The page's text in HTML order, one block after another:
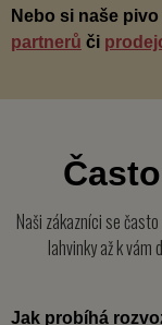
Nebo si naše
partnerů či
Naši zákazníci se
lahvinky až k vám
Jak probíhá